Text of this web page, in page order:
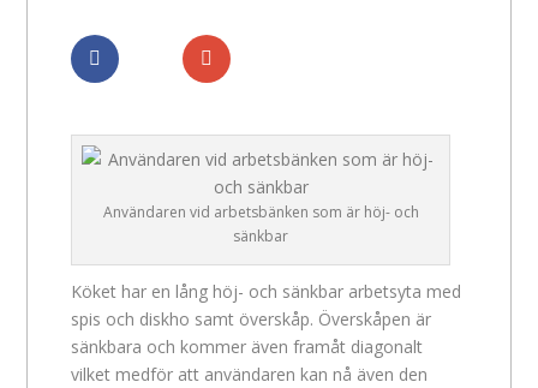
Användaren vid arbetsbänken som är höj- och
sänkbar
Köket har en lång höj- och sänkbar arbetsyta med
spis och diskho samt överskåp. Överskåpen är
sänkbara och kommer även framåt diagonalt
vilket medför att användaren kan nå även den